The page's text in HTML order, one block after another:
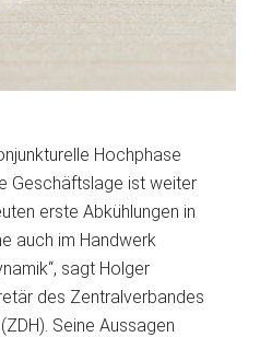
Hochphase
Geschäftslage ist weiter
erste Abkühlungen in
auch im Handwerk
sagt Holger
des Zentralverbandes
Seine Aussagen